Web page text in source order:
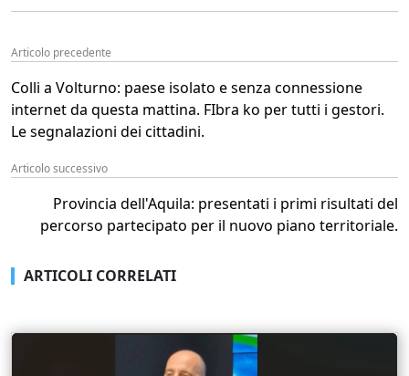
Articolo precedente
Colli a Volturno: paese isolato e senza connessione
internet da questa mattina. FIbra ko per tutti i gestori.
Le segnalazioni dei cittadini.
Articolo successivo
Provincia dell'Aquila: presentati i primi risultati del
percorso partecipato per il nuovo piano territoriale.
ARTICOLI CORRELATI